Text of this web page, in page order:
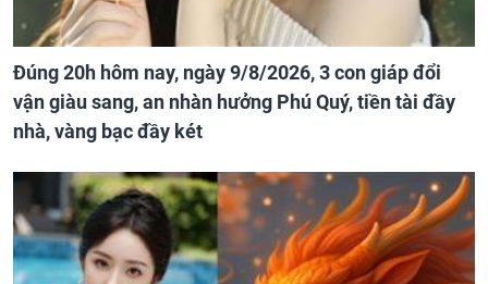
Đúng 20h hôm nay, ngày 9/8/2026, 3 con giáp đổi
vận giàu sang, an nhàn hưởng Phú Quý, tiền tài đầy
nhà, vàng bạc đầy két